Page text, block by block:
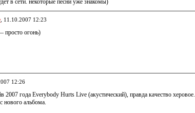
в сети. некоторые песни уже знакомы)
, 11.10.2007 12:23
просто огонь)
12:26
2007 года Everybody Hurts Live (акустический), правда качество херовое.
нового альбома.